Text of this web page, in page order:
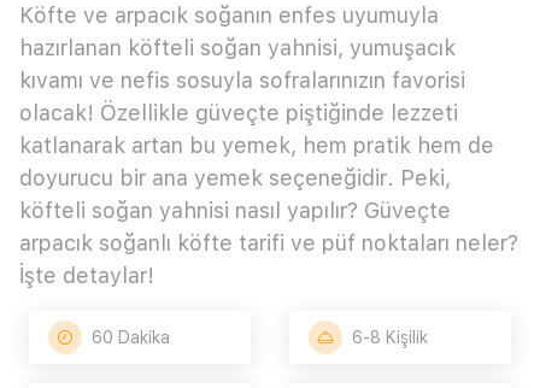
Köfte ve arpacık soğanın enfes uyumuyla
hazırlanan köfteli soğan yahnisi, yumuşacık
kıvamı ve nefis sosuyla sofralarınızın favorisi
olacak! Özellikle güveçte piştiğinde lezzeti
katlanarak artan bu yemek, hem pratik hem de
doyurucu bir ana yemek seçeneğidir. Peki,
köfteli soğan yahnisi nasıl yapılır? Güveçte
arpacık soğanlı köfte tarifi ve püf noktaları neler?
İşte detaylar!
60 Dakika 6-8 Kişilik